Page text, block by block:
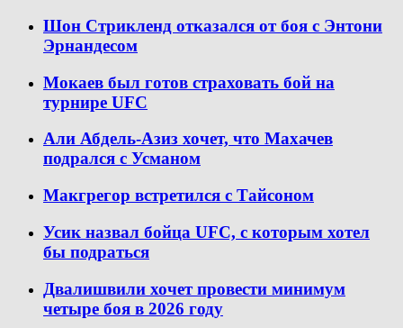
Шон Стрикленд отказался от боя с Энтони
Эрнандесом
Мокаев был готов страховать бой на
турнире UFC
Али Абдель-Азиз хочет, что Махачев
подрался с Усманом
Макгрегор встретился с Тайсоном
Усик назвал бойца UFC, с которым хотел
бы подраться
Двалишвили хочет провести минимум
четыре боя в 2026 году